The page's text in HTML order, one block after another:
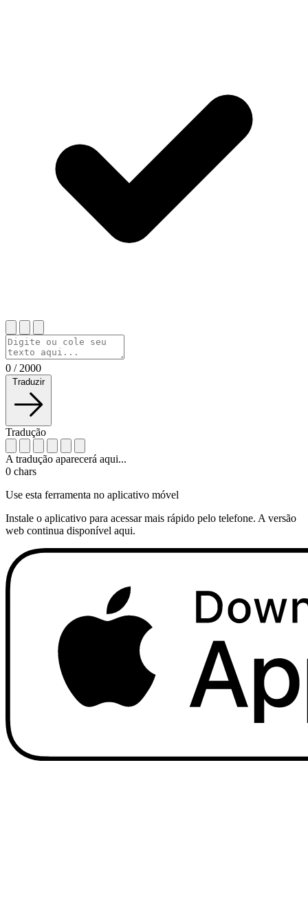
0 / 2000
Traduzir
Tradução
A tradução aparecerá aqui...
0 chars
Use esta ferramenta no aplicativo móvel
Instale o aplicativo para acessar mais rápido pelo telefone. A versão
web continua disponível aqui.